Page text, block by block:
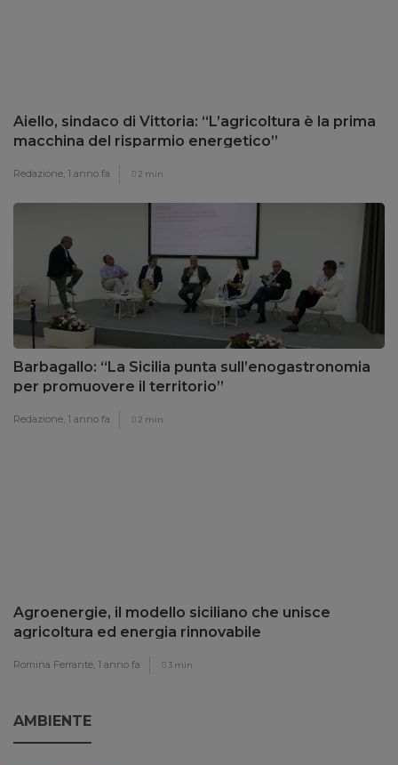
Aiello, sindaco di Vittoria: “L’agricoltura è la prima
macchina del risparmio energetico”
Redazione, 1 anno fa 2 min
Barbagallo: “La Sicilia punta sull’enogastronomia
per promuovere il territorio”
Redazione, 1 anno fa 2 min
Agroenergie, il modello siciliano che unisce
agricoltura ed energia rinnovabile
Romina Ferrante, 1 anno fa 3 min
AMBIENTE